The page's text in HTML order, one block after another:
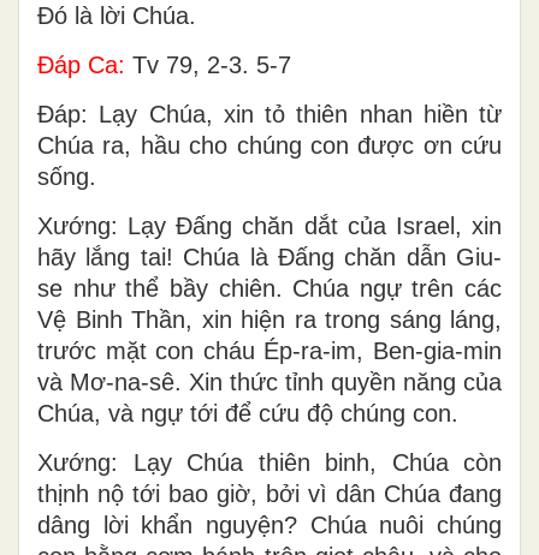
Ðó là lời Chúa.
Ðáp Ca: Tv 79, 2-3. 5-7
Ðáp: Lạy Chúa, xin tỏ thiên nhan hiền từ
Chúa ra, hầu cho chúng con được ơn cứu
sống.
Xướng: Lạy Ðấng chăn dắt của Israel, xin
hãy lắng tai! Chúa là Ðấng chăn dẫn Giu-
se như thể bầy chiên. Chúa ngự trên các
Vệ Binh Thần, xin hiện ra trong sáng láng,
trước mặt con cháu Ép-ra-im, Ben-gia-min
và Mơ-na-sê. Xin thức tỉnh quyền năng của
Chúa, và ngự tới để cứu độ chúng con.
Xướng: Lạy Chúa thiên binh, Chúa còn
thịnh nộ tới bao giờ, bởi vì dân Chúa đang
dâng lời khẩn nguyện? Chúa nuôi chúng